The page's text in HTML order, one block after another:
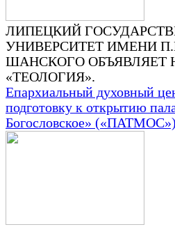
ЛИПЕЦКИЙ
УНИВЕРСИТЕТ ИМЕНИ
ШАНСКОГО ОБЪЯВЛЯЕТ
«ТЕОЛОГИЯ».
Епархиальный духовный
подготовку к открытию
Богословское» («ПАТМОС»)